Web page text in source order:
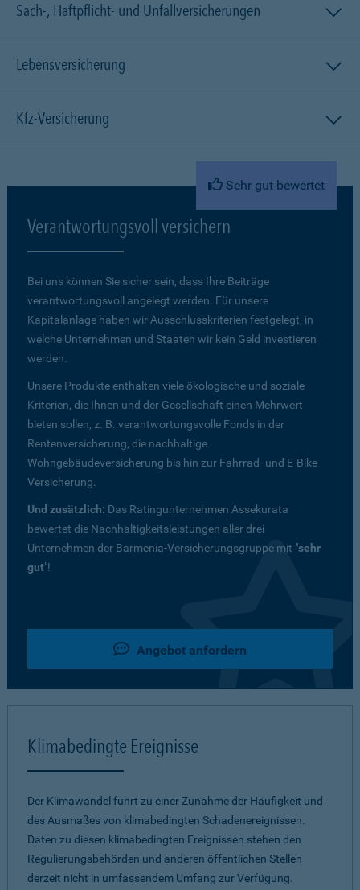
Sach-, Haftpflicht- und Unfallversicherungen
Lebensversicherung
Kfz-Versicherung
Sehr gut bewertet
Verantwortungsvoll versichern
Bei uns können Sie sicher sein, dass Ihre Beiträge
verantwortungsvoll angelegt werden. Für unsere
Kapitalanlage haben wir Ausschlusskriterien festgelegt, in
welche Unternehmen und Staaten wir kein Geld investieren
werden.
Unsere Produkte enthalten viele ökologische und soziale
Kriterien, die Ihnen und der Gesellschaft einen Mehrwert
bieten sollen, z. B. verantwortungsvolle Fonds in der
Rentenversicherung, die nachhaltige
Wohngebäudeversicherung bis hin zur Fahrrad- und E-Bike-
Versicherung.
Und zusätzlich: Das Ratingunternehmen Assekurata
bewertet die Nachhaltigkeitsleistungen aller drei
Unternehmen der Barmenia-Versicherungsgruppe mit "sehr
gut"!
Angebot anfordern
Klimabedingte Ereignisse
Der Klimawandel führt zu einer Zunahme der Häufigkeit und
des Ausmaßes von klimabedingten Schadenereignissen.
Daten zu diesen klimabedingten Ereignissen stehen den
Regulierungsbehörden und anderen öffentlichen Stellen
derzeit nicht in umfassendem Umfang zur Verfügung.